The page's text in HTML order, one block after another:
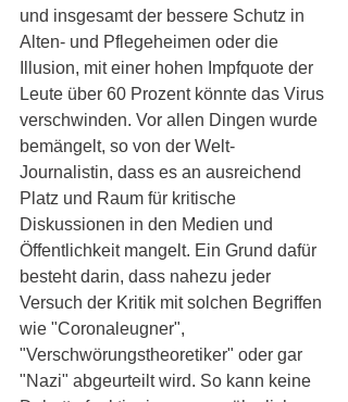
und insgesamt der bessere Schutz in
Alten- und Pflegeheimen oder die
Illusion, mit einer hohen Impfquote der
Leute über 60 Prozent könnte das Virus
verschwinden. Vor allen Dingen wurde
bemängelt, so von der Welt-
Journalistin, dass es an ausreichend
Platz und Raum für kritische
Diskussionen in den Medien und
Öffentlichkeit mangelt. Ein Grund dafür
besteht darin, dass nahezu jeder
Versuch der Kritik mit solchen Begriffen
wie "Coronaleugner",
"Verschwörungstheoretiker" oder gar
"Nazi" abgeurteilt wird. So kann keine